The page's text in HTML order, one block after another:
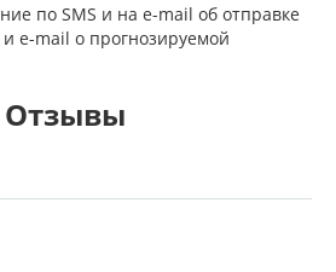
по SMS и на e-mail об отправке
e-mail о прогнозируемой
Отзывы